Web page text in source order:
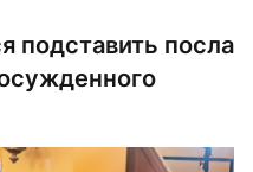
подставить посла